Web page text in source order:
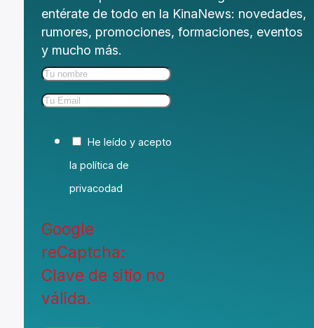
entérate de todo en la KinaNews: novedades,
rumores, promociones, formaciones, eventos
y mucho más.
He leído y acepto
la política de
privacodad
Google
reCaptcha:
Clave de sitio no
válida.